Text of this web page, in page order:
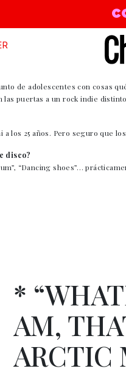
de adolescentes con cosas
puertas a un rock indie
a los 25 años. Pero seguro que
disco?
“Dancing shoes”…
*
AM,
ARCTIC